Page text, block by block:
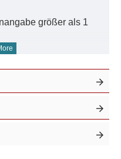
größer als 1
Seidensatin in
Farbtiefen finden Sie